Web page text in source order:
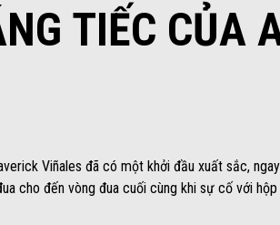
TIẾC CỦA
Viñales đã có một khởi đầu xuất sắc,
cho đến vòng đua cuối cùng khi sự cố với